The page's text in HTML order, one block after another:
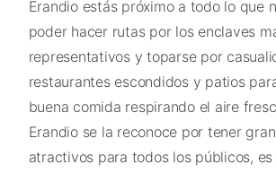
Erandio estás próximo a todo lo que
poder hacer rutas por los enclaves
representativos y toparse por
restaurantes escondidos y patios
buena comida respirando el aire
Erandio se la reconoce por tener
atractivos para todos los públicos,